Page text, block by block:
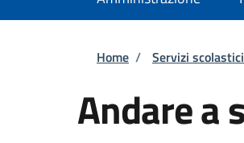
Briciole di
Home / Servizi
Andare a